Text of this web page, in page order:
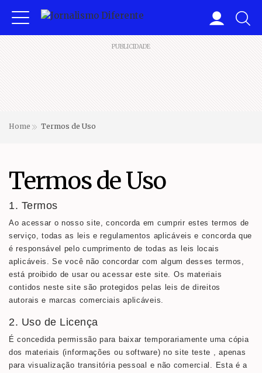
PUBLICIDADE
Home Termos de Uso
Termos de Uso
1. Termos
Ao acessar o nosso site, concorda em cumprir estes termos de
serviço, todas as leis e regulamentos aplicáveis ​​e concorda que
é responsável pelo cumprimento de todas as leis locais
aplicáveis. Se você não concordar com algum desses termos,
está proibido de usar ou acessar este site. Os materiais
contidos neste site são protegidos pelas leis de direitos
autorais e marcas comerciais aplicáveis.
2. Uso de Licença
É concedida permissão para baixar temporariamente uma cópia
dos materiais (informações ou software) no site teste , apenas
para visualização transitória pessoal e não comercial. Esta é a